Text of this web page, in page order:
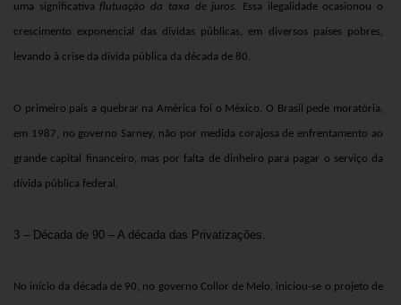
uma significativaflutuação da taxa de juros. Essa ilegalidade ocasionou o
crescimento exponencial das dívidas públicas, em diversos países pobres,
levando à crise da dívida pública da década de 80.
O primeiro país a quebrar na América foi o México. O Brasil pede moratória,
em 1987, no governo Sarney, não por medida corajosa de enfrentamento ao
grande capital financeiro, mas por falta de dinheiro para pagar o serviço da
dívida pública federal.
3 – Década de 90 – A década das Privatizações.
No início da década de 90, no governo Collor de Melo, iniciou-se o projeto de